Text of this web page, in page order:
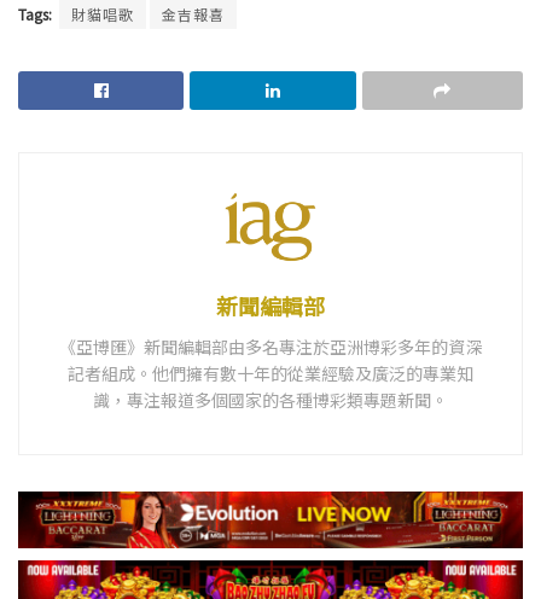
Tags: 財貓唱歌 金吉報喜
新聞編輯部
《亞博匯》新聞編輯部由多名專注於亞洲博彩多年的資深
記者組成。他們擁有數十年的從業經驗及廣泛的專業知
識，專注報道多個國家的各種博彩類專題新聞。